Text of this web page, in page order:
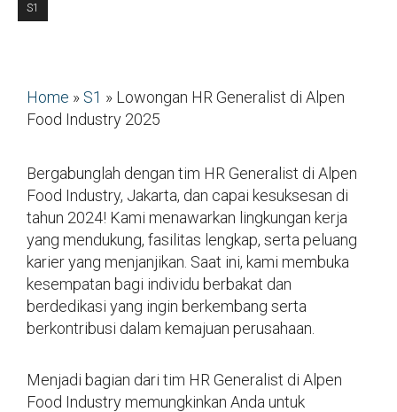
S1
Home » S1 » Lowongan HR Generalist di Alpen
Food Industry 2025
Bergabunglah dengan tim HR Generalist di Alpen
Food Industry, Jakarta, dan capai kesuksesan di
tahun 2024! Kami menawarkan lingkungan kerja
yang mendukung, fasilitas lengkap, serta peluang
karier yang menjanjikan. Saat ini, kami membuka
kesempatan bagi individu berbakat dan
berdedikasi yang ingin berkembang serta
berkontribusi dalam kemajuan perusahaan.
Menjadi bagian dari tim HR Generalist di Alpen
Food Industry memungkinkan Anda untuk